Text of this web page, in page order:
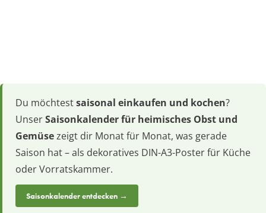
Du möchtestsaisonal einkaufen und kochen?
UnserSaisonkalender für heimisches Obst und
Gemüsezeigt dir Monat für Monat, was gerade
Saison hat – als dekoratives DIN-A3-Poster für Küche
oder Vorratskammer.
Saisonkalender entdecken →